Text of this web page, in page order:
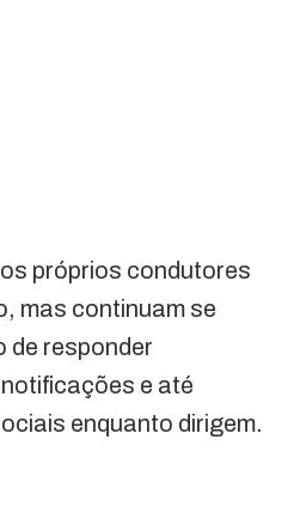
próprios condutores
mas continuam se
de responder
e até
enquanto dirigem.